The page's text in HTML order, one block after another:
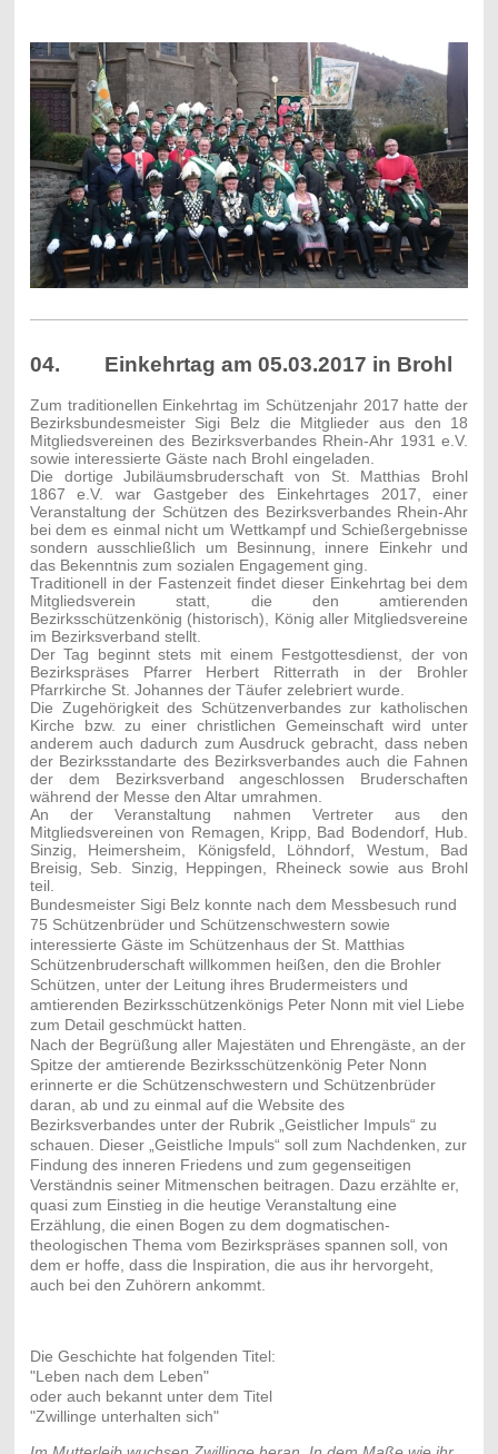
04. Einkehrtag am 05.03.2017 in Brohl
Zum traditionellen Einkehrtag im Schützenjahr 2017 hatte der
Bezirksbundesmeister Sigi Belz die Mitglieder aus den 18
Mitgliedsvereinen des Bezirksverbandes Rhein-Ahr 1931 e.V.
sowie interessierte Gäste nach Brohl eingeladen.
Die dortige Jubiläumsbruderschaft von St. Matthias Brohl
1867 e.V. war Gastgeber des Einkehrtages 2017, einer
Veranstaltung der Schützen des Bezirksverbandes Rhein-Ahr
bei dem es einmal nicht um Wettkampf und Schießergebnisse
sondern ausschließlich um Besinnung, innere Einkehr und
das Bekenntnis zum sozialen Engagement ging.
Traditionell in der Fastenzeit findet dieser Einkehrtag bei dem
Mitgliedsverein statt, die den amtierenden
Bezirksschützenkönig (historisch), König aller Mitgliedsvereine
im Bezirksverband stellt.
Der Tag beginnt stets mit einem Festgottesdienst, der von
Bezirkspräses Pfarrer Herbert Ritterrath in der Brohler
Pfarrkirche St. Johannes der Täufer zelebriert wurde.
Die Zugehörigkeit des Schützenverbandes zur katholischen
Kirche bzw. zu einer christlichen Gemeinschaft wird unter
anderem auch dadurch zum Ausdruck gebracht, dass neben
der Bezirksstandarte des Bezirksverbandes auch die Fahnen
der dem Bezirksverband angeschlossen Bruderschaften
während der Messe den Altar umrahmen.
An der Veranstaltung nahmen Vertreter aus den
Mitgliedsvereinen von Remagen, Kripp, Bad Bodendorf, Hub.
Sinzig, Heimersheim, Königsfeld, Löhndorf, Westum, Bad
Breisig, Seb. Sinzig, Heppingen, Rheineck sowie aus Brohl
teil.
Bundesmeister Sigi Belz konnte nach dem Messbesuch rund
75 Schützenbrüder und Schützenschwestern sowie
interessierte Gäste im Schützenhaus der St. Matthias
Schützenbruderschaft willkommen heißen, den die Brohler
Schützen, unter der Leitung ihres Brudermeisters und
amtierenden Bezirksschützenkönigs Peter Nonn mit viel Liebe
zum Detail geschmückt hatten.
Nach der Begrüßung aller Majestäten und Ehrengäste, an der
Spitze der amtierende Bezirksschützenkönig Peter Nonn
erinnerte er die Schützenschwestern und Schützenbrüder
daran, ab und zu einmal auf die Website des
Bezirksverbandes unter der Rubrik „Geistlicher Impuls“ zu
schauen. Dieser „Geistliche Impuls“ soll zum Nachdenken, zur
Findung des inneren Friedens und zum gegenseitigen
Verständnis seiner Mitmenschen beitragen. Dazu erzählte er,
quasi zum Einstieg in die heutige Veranstaltung eine
Erzählung, die einen Bogen zu dem dogmatischen-
theologischen Thema vom Bezirkspräses spannen soll, von
dem er hoffe, dass die Inspiration, die aus ihr hervorgeht,
auch bei den Zuhörern ankommt.
Die Geschichte hat folgenden Titel:
"Leben nach dem Leben"
oder auch bekannt unter dem Titel
"Zwillinge unterhalten sich"